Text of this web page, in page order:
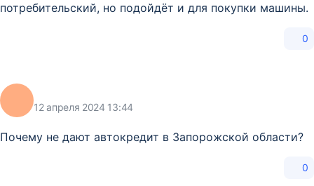
потребительский, но подойдёт и для покупки машины.
0
12 апреля 2024 13:44
Почему не дают автокредит в Запорожской области?
0